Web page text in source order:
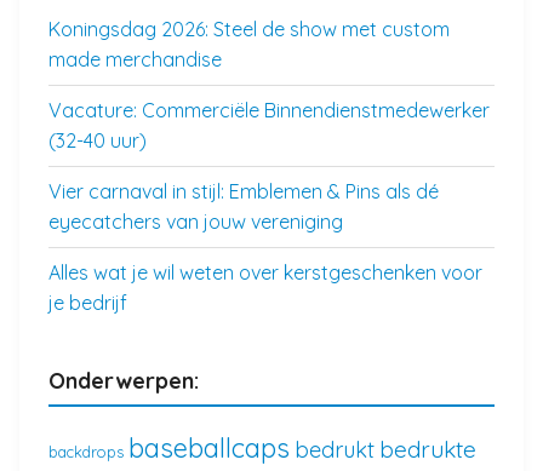
Koningsdag 2026: Steel de show met custom
made merchandise
Vacature: Commerciële Binnendienstmedewerker
(32-40 uur)
Vier carnaval in stijl: Emblemen & Pins als dé
eyecatchers van jouw vereniging
Alles wat je wil weten over kerstgeschenken voor
je bedrijf
Onderwerpen:
backdrops baseballcaps bedrukt bedrukte